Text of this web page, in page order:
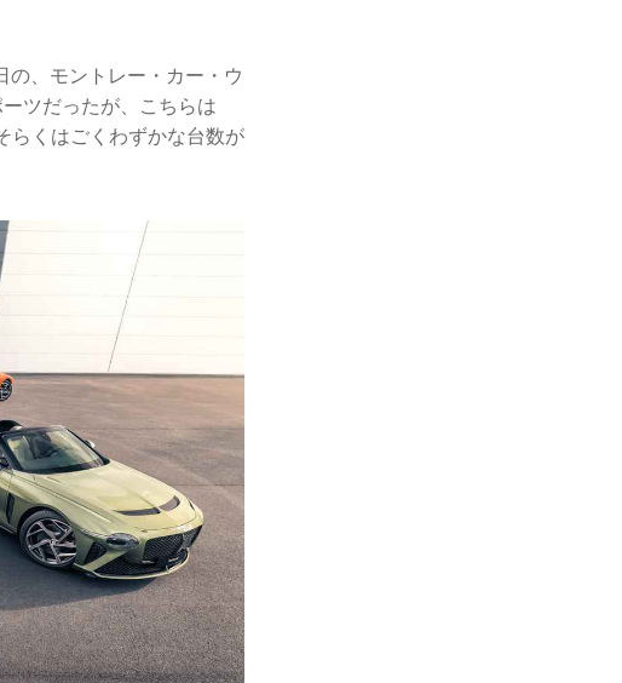
の、モントレー・カー・ウ
ツだったが、こちらは
らくはごくわずかな台数が